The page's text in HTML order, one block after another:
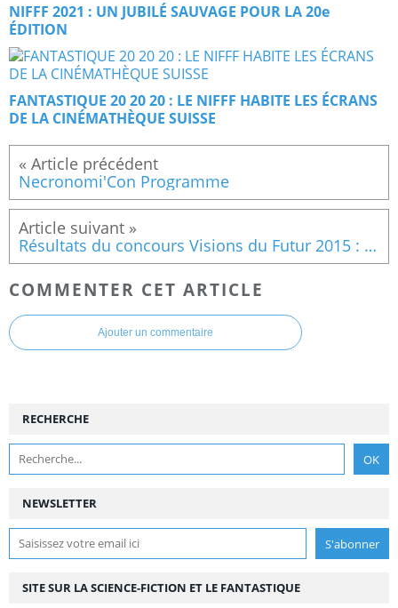
NIFFF 2021 : UN JUBILÉ SAUVAGE POUR LA 20e
ÉDITION
FANTASTIQUE 20 20 20 : LE NIFFF HABITE LES ÉCRANS
DE LA CINÉMATHÈQUE SUISSE
Necronomi'Con Programme
Résultats du concours Visions du Futur 2015 : enfin !
COMMENTER CET ARTICLE
Ajouter un commentaire
NEWSLETTER
RECHERCHE
SITE SUR LA SCIENCE-FICTION ET LE FANTASTIQUE